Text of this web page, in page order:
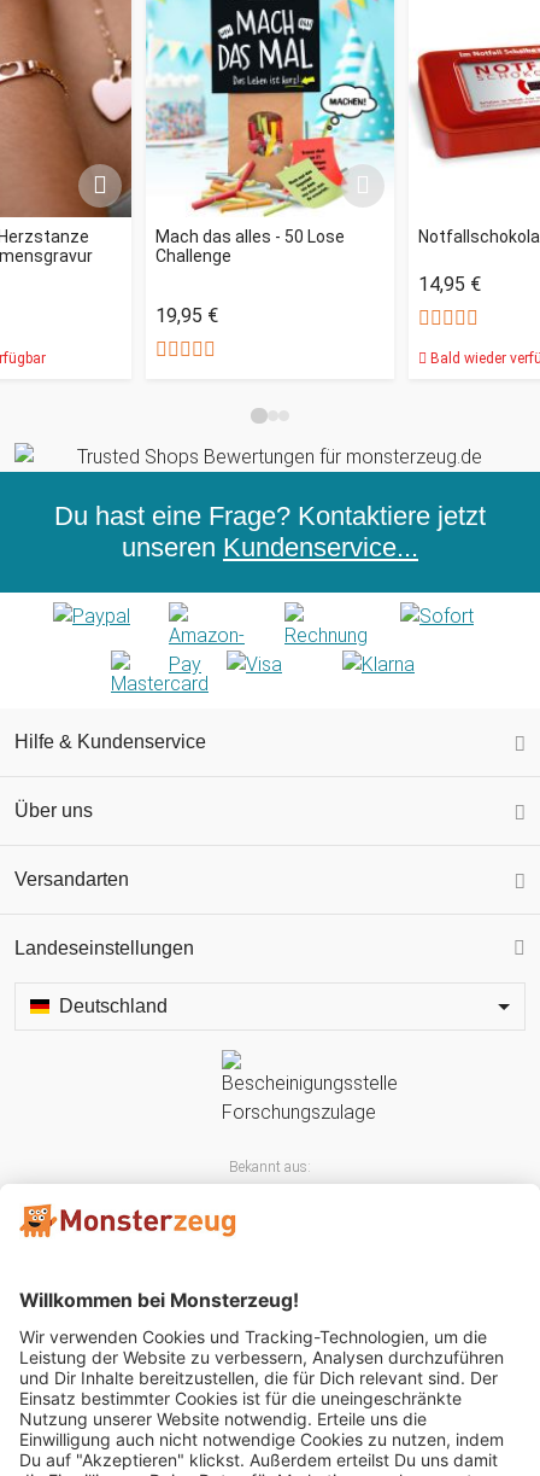
Mach das alles - 50 Lose
Challenge
19,95 €
14,95 €
Bald wieder
Du hast eine Frage? Kontaktiere jetzt
unseren Kundenservice...
Hilfe & Kundenservice
Über uns
Versandarten
Landeseinstellungen
Deutschland
Bekannt aus:
Mitglied im: